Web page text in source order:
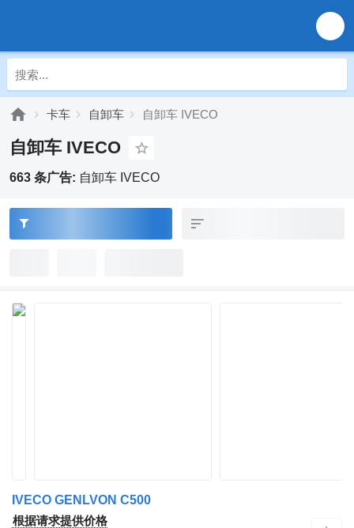
卡车 自卸车 自卸车 IVECO
自卸车 IVECO
663 条广告: 自卸车 IVECO
IVECO GENLVON C500
根据请求提供价格